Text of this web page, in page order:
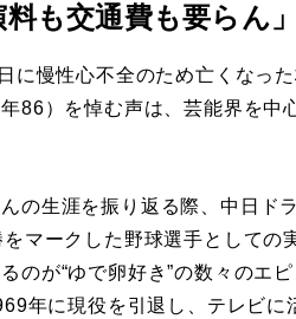
料も交通費も要らん
に慢性心不全のため亡くなった
86）を悼む声は、芸能界を中
の生涯を振り返る際、中日ド
マークした野球選手としての
のが“ゆで卵好き”の数々のエ
年に現役を引退し、テレビに